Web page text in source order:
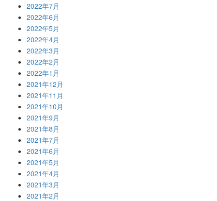
2022年7月
2022年6月
2022年5月
2022年4月
2022年3月
2022年2月
2022年1月
2021年12月
2021年11月
2021年10月
2021年9月
2021年8月
2021年7月
2021年6月
2021年5月
2021年4月
2021年3月
2021年2月